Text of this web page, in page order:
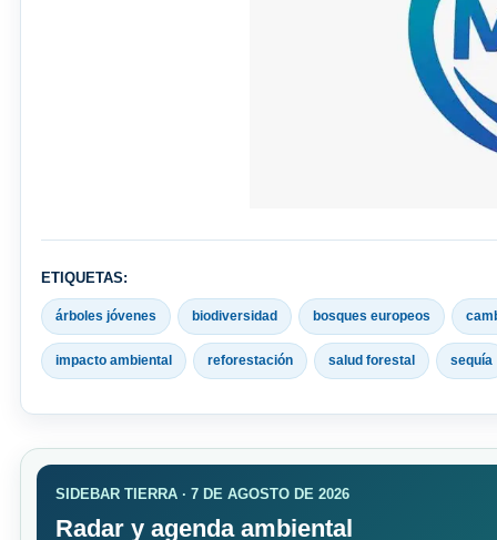
ETIQUETAS:
árboles jóvenes biodiversidad bosques europeos
impacto ambiental reforestación salud forestal sequía
SIDEBAR TIERRA · 7 DE AGOSTO DE 2026
Radar y agenda ambiental